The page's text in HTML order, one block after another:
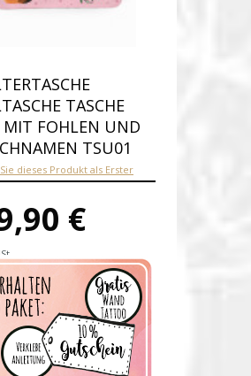
TASCHE
MIT FOHLEN UND
TSU01
dieses Produkt als Erster
€
tsu01-E
Auf Lager
1-2 Werktage